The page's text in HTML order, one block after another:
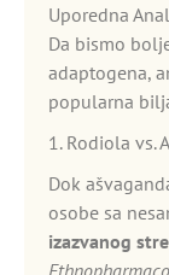
Uporedna
Da bismo
adaptogena,
popularna
1. Rodiola vs.
Dok
osobe sa
izazvanog